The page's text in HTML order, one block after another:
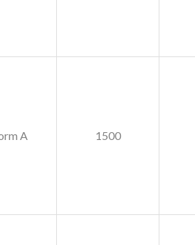
A 1500